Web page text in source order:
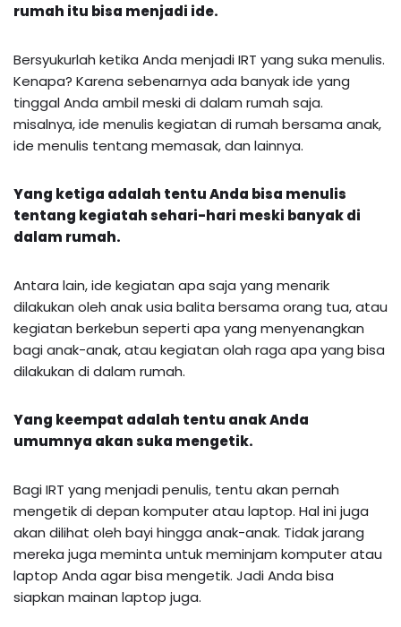
rumah itu bisa menjadi ide.
Bersyukurlah ketika Anda menjadi IRT yang suka menulis.
Kenapa? Karena sebenarnya ada banyak ide yang
tinggal Anda ambil meski di dalam rumah saja.
misalnya, ide menulis kegiatan di rumah bersama anak,
ide menulis tentang memasak, dan lainnya.
Yang ketiga adalah tentu Anda bisa menulis
tentang kegiatah sehari-hari meski banyak di
dalam rumah.
Antara lain, ide kegiatan apa saja yang menarik
dilakukan oleh anak usia balita bersama orang tua, atau
kegiatan berkebun seperti apa yang menyenangkan
bagi anak-anak, atau kegiatan olah raga apa yang bisa
dilakukan di dalam rumah.
Yang keempat adalah tentu anak Anda
umumnya akan suka mengetik.
Bagi IRT yang menjadi penulis, tentu akan pernah
mengetik di depan komputer atau laptop. Hal ini juga
akan dilihat oleh bayi hingga anak-anak. Tidak jarang
mereka juga meminta untuk meminjam komputer atau
laptop Anda agar bisa mengetik. Jadi Anda bisa
siapkan mainan laptop juga.